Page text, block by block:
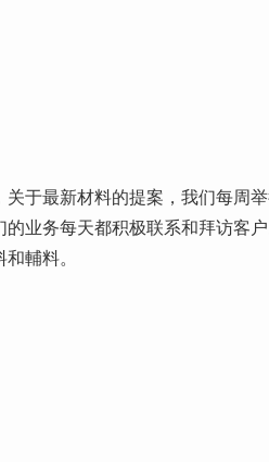
关于最新材料的提案，我们每周
的业务每天都积极联系和拜访客
和輔料。